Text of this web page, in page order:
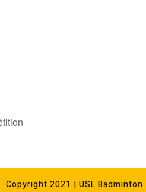
Copyright 2021 | USL Badminton